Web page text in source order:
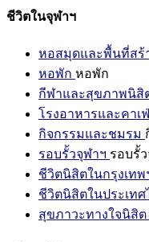
ชีวิตในจุฬาฯ
หอสมุดและพื้นที่สร้
หอพัก หอพัก
กีฬาและสุขภาพนิสิ
โรงอาหารและคาเฟ่
กิจกรรมและชมรม
รอบรั้วจุฬาฯ รอบรั้
ชีวิตนิสิตในกรุงเทพ
ชีวิตนิสิตในประเทศ
สุขภาวะทางใจนิสิต